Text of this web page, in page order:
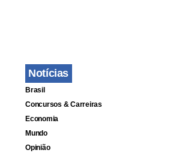
Notícias
Brasil
Concursos & Carreiras
Economia
Mundo
Opinião